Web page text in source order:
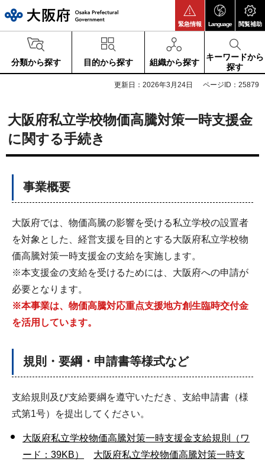
緊急情報 Language 閲覧補助
分類から探す 目的から探す 組織から探す
キーワードから
探す
更新日：2026年3月24日 ページID：25879
大阪府私立学校物価高騰対策一時支援金
に関する手続き
事業概要
大阪府では、物価高騰の影響を受ける私立学校の設置者
を対象とした、経営支援を目的とする大阪府私立学校物
価高騰対策一時支援金の支給を実施します。
※本支援金の支給を受けるためには、大阪府への申請が
必要となります。
※本事業は、物価高騰対応重点支援地方創生臨時交付金
を活用しています。
規則・要綱・申請書等様式など
支給規則及び支給要綱を遵守いただき、支給申請書（様
式第1号）を提出してください。
大阪府私立学校物価高騰対策一時支援金支給規則（ワ
ード：39KB）
大阪府私立学校物価高騰対策一時支